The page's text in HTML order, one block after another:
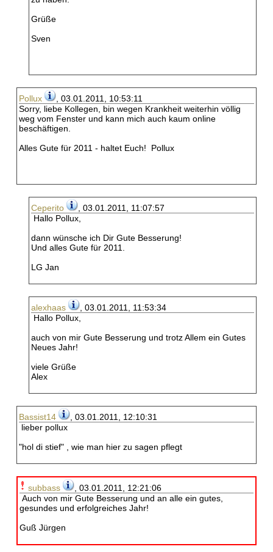
Grüße
Sven
Pollux
, 03.01.2011, 10:53:11
Sorry, liebe Kollegen, bin wegen Krankheit weiterhin völlig
weg vom Fenster und kann mich auch kaum online
beschäftigen.
Alles Gute für 2011 - haltet Euch! Pollux
Ceperito
, 03.01.2011, 11:07:57
Hallo Pollux,
dann wünsche ich Dir Gute Besserung!
Und alles Gute für 2011.
LG Jan
alexhaas
, 03.01.2011, 11:53:34
Hallo Pollux,
auch von mir Gute Besserung und trotz Allem ein Gutes
Neues Jahr!
viele Grüße
Alex
Bassist14
, 03.01.2011, 12:10:31
lieber pollux
"hol di stief" , wie man hier zu sagen pflegt
subbass
, 03.01.2011, 12:21:06
Auch von mir Gute Besserung und an alle ein gutes,
gesundes und erfolgreiches Jahr!
Guß Jürgen